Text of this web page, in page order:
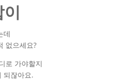
데
없으세요?
로 가야할지
되잖아요.